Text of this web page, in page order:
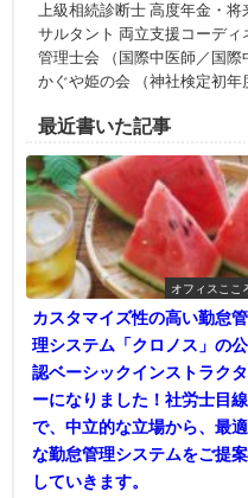
上級相続診断士 高度年金・
サルタント 両立支援コーデ
管理士会 （国際中医師／国
かぐや姫の会 （神社検定初年
最近書いた記事
オフィスここ
カスタマイズ性の高い勤怠管
理システム「クロノス」の公
認ベーシックインストラクタ
ーになりました！社労士目線
で、中立的な立場から、最適
な勤怠管理システムをご提案
していきます。